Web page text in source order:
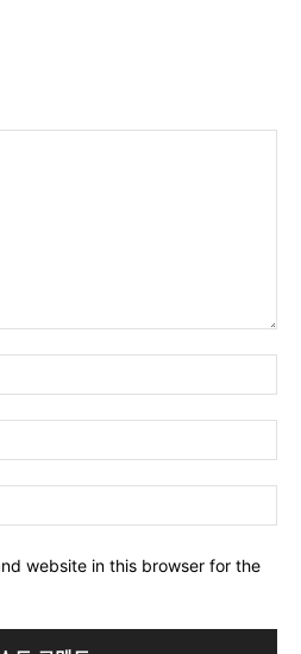
website in this browser for the